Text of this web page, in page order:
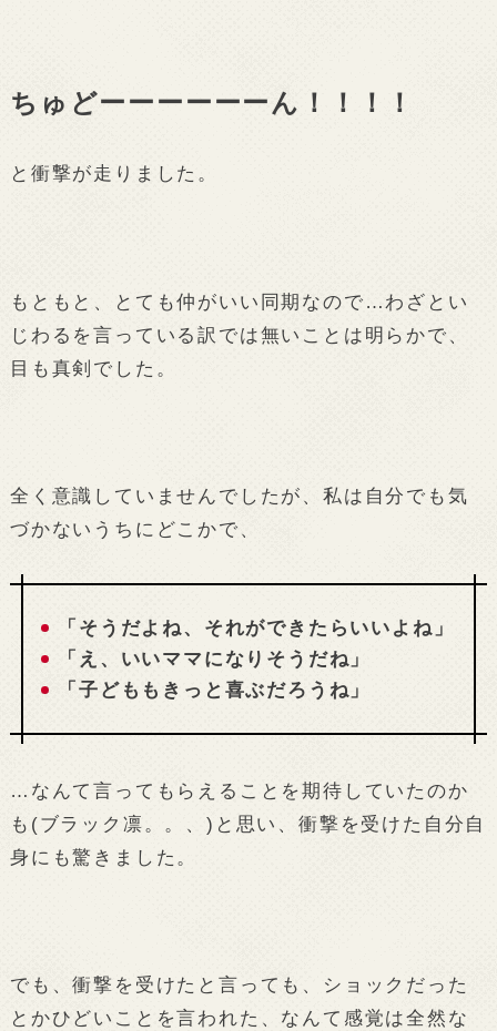
ちゅどーーーーーーん！！！！
と衝撃が走りました。
もともと、とても仲がいい同期なので…わざとい
じわるを言っている訳では無いことは明らかで、
目も真剣でした。
全く意識していませんでしたが、私は自分でも気
づかないうちにどこかで、
「そうだよね、それができたらいいよね」
「え、いいママになりそうだね」
「子どももきっと喜ぶだろうね」
…なんて言ってもらえることを期待していたのか
も(ブラック凛。。、)と思い、衝撃を受けた自分自
身にも驚きました。
でも、衝撃を受けたと言っても、ショックだった
とかひどいことを言われた、なんて感覚は全然な